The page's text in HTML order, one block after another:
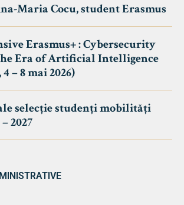
Maria Cocu, student Erasmus
Erasmus+ : Cybersecurity
Era of Artificial Intelligence
– 8 mai 2026)
selecție studenți mobilități
2027